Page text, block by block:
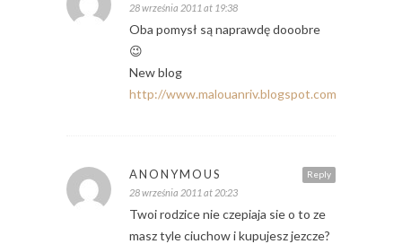
28 września 2011 at 19:38
Oba pomysł są naprawdę dooobre
😉
New blog
http://www.malouanriv.blogspot.com
Reply
ANONYMOUS
28 września 2011 at 20:23
Twoi rodzice nie czepiaja sie o to ze
masz tyle ciuchow i kupujesz jezcze?